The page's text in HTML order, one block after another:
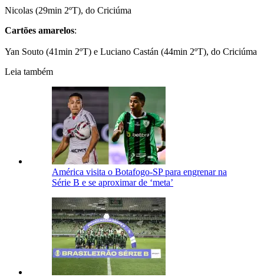
Nicolas (29min 2ºT), do Criciúma
Cartões amarelos:
Yan Souto (41min 2ºT) e Luciano Castán (44min 2ºT), do Criciúma
Leia também
América visita o Botafogo-SP para engrenar na
Série B e se aproximar de ‘meta’